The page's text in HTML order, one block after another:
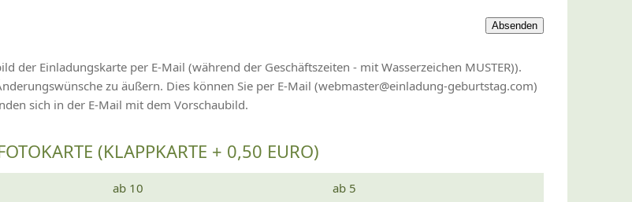
der Einladungskarte per E-Mail (während der Geschäftszeiten - mit Wasserzeichen MUSTER)).
zu äußern. Dies können Sie per E-Mail (webmaster@einladung-geburtstag.com)
sich in der E-Mail mit dem Vorschaubild.
(KLAPPKARTE + 0,50 EURO)
ab 10 ab 5